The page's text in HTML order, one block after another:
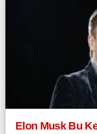
Elon Musk Bu